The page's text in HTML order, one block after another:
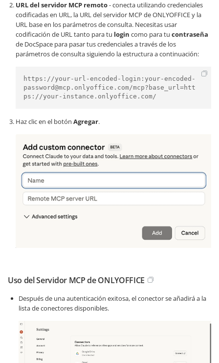
URL del servidor MCP remoto- conecta utilizando credenciales
codificadas en URL, la URL del servidor MCP de ONLYOFFICE y la
URL base en los parámetros de consulta. Necesitas usar
codificación de URL tanto para tu login como para tu contraseña
de DocSpace para pasar tus credenciales a través de los
parámetros de consulta siguiendo la estructura a continuación:
https://your-url-encoded-login:your-encoded-
password@mcp.onlyoffice.com/mcp?base_url=htt
ps://your-instance.onlyoffice.com/
Haz clic en el botón Agregar.
Uso del Servidor MCP de ONLYOFFICE
Después de una autenticación exitosa, el conector se añadirá a la
lista de conectores disponibles.